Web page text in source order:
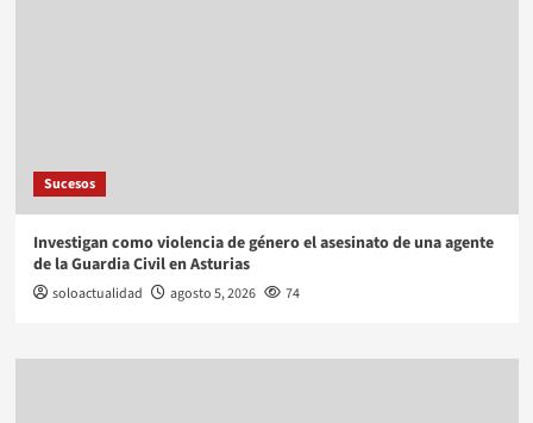
Sucesos
Investigan como violencia de género el asesinato de una agente
de la Guardia Civil en Asturias
soloactualidad agosto 5, 2026 74